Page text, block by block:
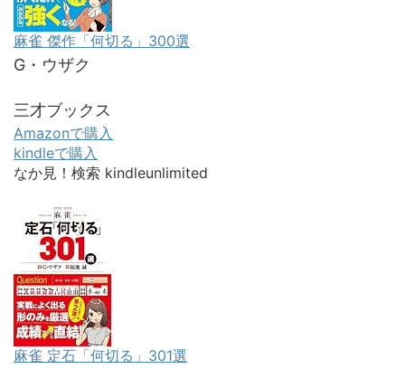
麻雀 傑作「何切る」300選
G・ウザク
三才ブックス
Amazonで購入
kindleで購入
なか見！検索 kindleunlimited
麻雀 定石「何切る」301選